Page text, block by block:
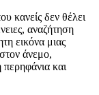
κανείς δεν θέλει
αναζήτηση
εικόνα μιας
άνεμο,
και